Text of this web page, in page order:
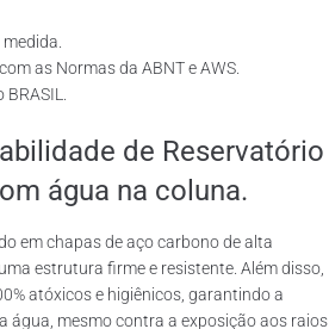
as Normas da ABNT e AWS.
de Reservatório
água na coluna.
em chapas de aço carbono de alta
estrutura firme e resistente. Além disso,
atóxicos e higiênicos, garantindo a
água, mesmo contra a exposição aos raios